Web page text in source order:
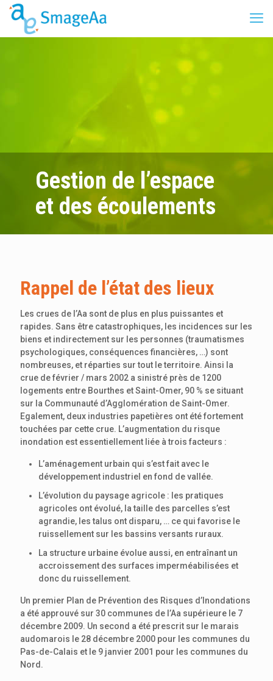
Gestion de l’espace
et des écoulements
Rappel de l’état des lieux
Les crues de l’Aa sont de plus en plus puissantes et
rapides. Sans être catastrophiques, les incidences sur les
biens et indirectement sur les personnes (traumatismes
psychologiques, conséquences financières, …) sont
nombreuses, et réparties sur tout le territoire. Ainsi la
crue de février / mars 2002 a sinistré près de 1200
logements entre Bourthes et Saint-Omer, 90 % se situant
sur la Communauté d’Agglomération de Saint-Omer.
Egalement, deux industries papetières ont été fortement
touchées par cette crue. L’augmentation du risque
inondation est essentiellement liée à trois facteurs :
L’aménagement urbain qui s’est fait avec le
développement industriel en fond de vallée.
L’évolution du paysage agricole : les pratiques
agricoles ont évolué, la taille des parcelles s’est
agrandie, les talus ont disparu, … ce qui favorise le
ruissellement sur les bassins versants ruraux.
La structure urbaine évolue aussi, en entraînant un
accroissement des surfaces imperméabilisées et
donc du ruissellement.
Un premier Plan de Prévention des Risques d’Inondations
a été approuvé sur 30 communes de l’Aa supérieure le 7
décembre 2009. Un second a été prescrit sur le marais
audomarois le 28 décembre 2000 pour les communes du
Pas-de-Calais et le 9 janvier 2001 pour les communes du
Nord.